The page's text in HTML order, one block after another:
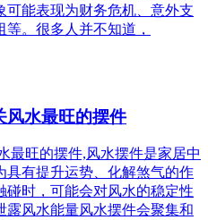
可能表现为财务危机、意外支
。很多人并不知道，
风水最旺的摆件
最旺的摆件,风水摆件是家居中
具有提升运势、化解煞气的作
碰时，可能会对风水的稳定性
露风水能量风水摆件会聚集和